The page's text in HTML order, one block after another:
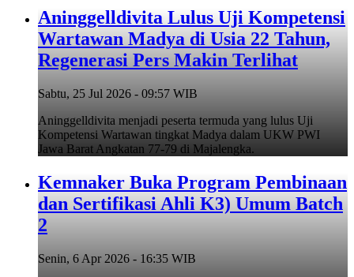
Aninggelldivita Lulus Uji Kompetensi
Wartawan Madya di Usia 22 Tahun,
Regenerasi Pers Makin Terlihat
Sabtu, 25 Jul 2026 - 09:57 WIB
Aninggelldivita menjadi peserta termuda yang lulus Uji
Kompetensi Wartawan tingkat Madya dalam UKW PWI
Jawa Barat Angkatan 77-79 di Majalengka.
Kemnaker Buka Program Pembinaan
dan Sertifikasi Ahli K3) Umum Batch
2
Senin, 6 Apr 2026 - 16:35 WIB